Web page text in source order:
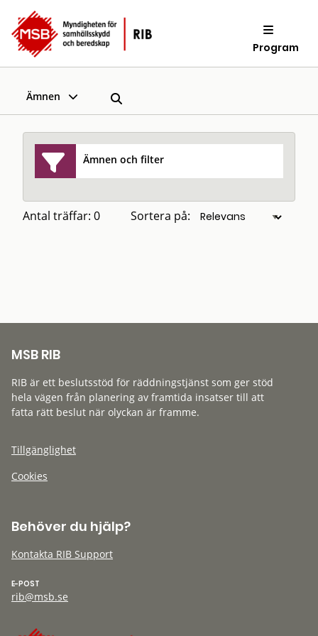
Program
Ämnen
Ämnen och filter
Antal träffar: 0 Sortera på:
MSB RIB
RIB är ett beslutsstöd för räddningstjänst som ger stöd
hela vägen från planering av framtida insatser till att
fatta rätt beslut när olyckan är framme.
Tillgänglighet
Cookies
Behöver du hjälp?
Kontakta RIB Support
E-POST
rib@msb.se